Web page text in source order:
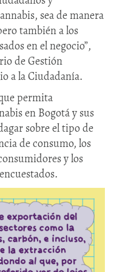
sea de manera
también a los
en el negocio”,
de Gestión
a la Ciudadanía.
permita
en Bogotá y sus
sobre el tipo de
de consumo, los
y los